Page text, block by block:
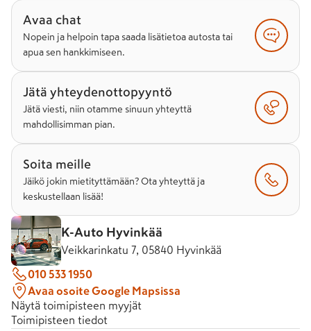
Avaa chat
Nopein ja helpoin tapa saada lisätietoa autosta tai
apua sen hankkimiseen.
Jätä yhteydenottopyyntö
Jätä viesti, niin otamme sinuun yhteyttä
mahdollisimman pian.
Soita meille
Jäikö jokin mietityttämään? Ota yhteyttä ja
keskustellaan lisää!
K-Auto Hyvinkää
Veikkarinkatu 7, 05840 Hyvinkää
010 533 1950
Avaa osoite Google Mapsissa
Näytä toimipisteen myyjät
Toimipisteen tiedot